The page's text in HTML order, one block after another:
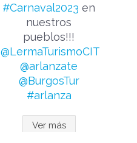
#Carnaval2023 en
nuestros
pueblos!!!
@LermaTurismoCIT
@arlanzate
@BurgosTur
#arlanza
Ver más